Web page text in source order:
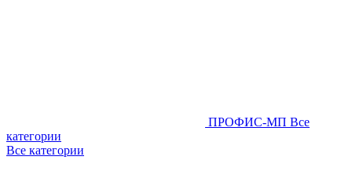
ПРОФИС-МП Все
категории
Все категории